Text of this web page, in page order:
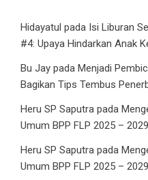
Hidayatul pada Isi Liburan
#4: Upaya Hindarkan Anak
Bu Jay pada Menjadi
Bagikan Tips Tembus
Heru SP Saputra pada
Umum BPP FLP 2025 – 2029
Heru SP Saputra pada
Umum BPP FLP 2025 – 2029